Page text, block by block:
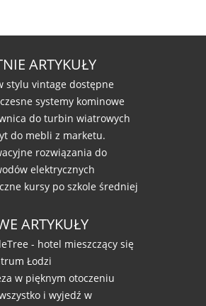
ARTYKUŁY
stylu vintage dostępne
systemy kominowe
do turbin wiatrowych
do mebli z marketu.
rozwiązania do
elektrycznych
kursy po szkole średniej
ARTYKUŁY
- hotel mieszczący się
Łodzi
w pięknym otoczeniu
i wyjedź w